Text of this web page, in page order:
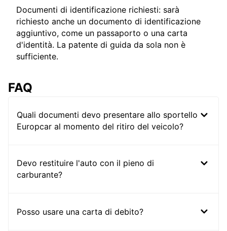
Documenti di identificazione richiesti: sarà
richiesto anche un documento di identificazione
aggiuntivo, come un passaporto o una carta
d'identità. La patente di guida da sola non è
sufficiente.
FAQ
Quali documenti devo presentare allo sportello
Europcar al momento del ritiro del veicolo?
Devo restituire l'auto con il pieno di
carburante?
Posso usare una carta di debito?